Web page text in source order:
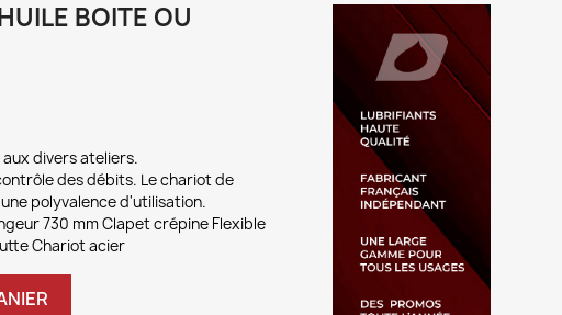
BOITE OU
divers ateliers.
des débits. Le chariot de
polyvalence d'utilisation.
730 mm Clapet crépine Flexible
Chariot acier